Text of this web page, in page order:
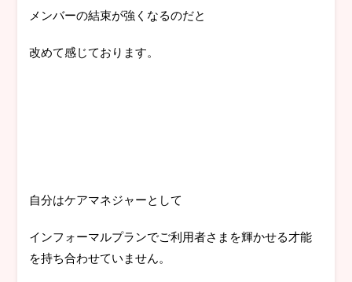
メンバーの結束が強くなるのだと
改めて感じております。
自分はケアマネジャーとして
インフォーマルプランでご利用者さまを輝かせる才能
を持ち合わせていません。